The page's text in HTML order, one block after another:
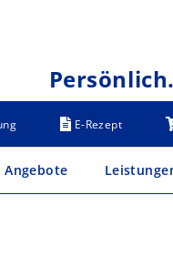
E-Rezept
Angebote